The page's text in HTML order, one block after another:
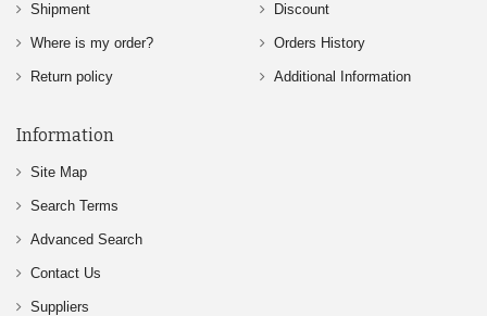
Shipment
Where is my order?
Return policy
Discount
Orders History
Additional Information
Information
Site Map
Search Terms
Advanced Search
Contact Us
Suppliers